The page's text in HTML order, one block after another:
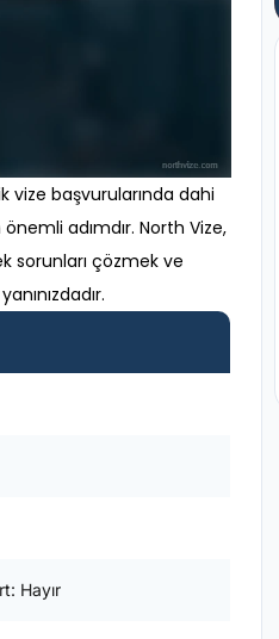
vize başvurularında dahi
adımdır. North Vize,
sorunları çözmek ve
Hayır